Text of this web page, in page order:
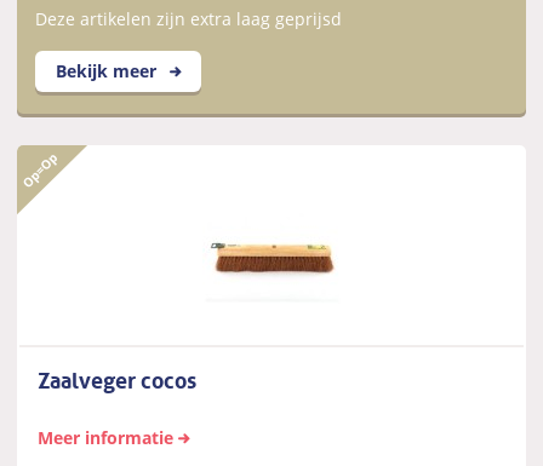
Deze artikelen zijn extra laag geprijsd
Bekijk meer
Zaalveger cocos
Meer informatie